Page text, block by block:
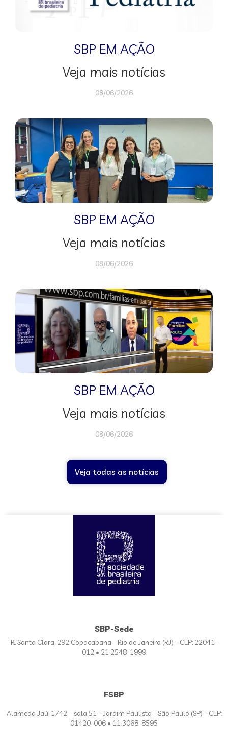
SBP EM AÇÃO
Veja mais notícias
08/06/2026
SBP EM AÇÃO
Veja mais notícias
08/06/2026
SBP EM AÇÃO
Veja mais notícias
08/06/2026
Veja todas as notícias
SBP-Sede
R. Santa Clara, 292 Copacabana - Rio de Janeiro (RJ) - CEP: 22041-
012 • 21 2548-1999
FSBP
Alameda Jaú, 1742 – sala 51 - Jardim Paulista - São Paulo (SP) - CEP:
01420-006 • 11 3068-8595